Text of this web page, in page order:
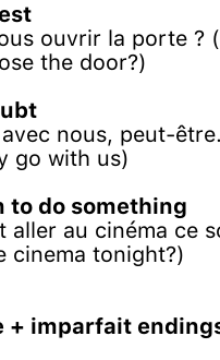
ouvrir la porte ?
the door?)
nous, peut-
go with us)
to do something
aller au cinéma ce
cinema tonight?)
imparfait